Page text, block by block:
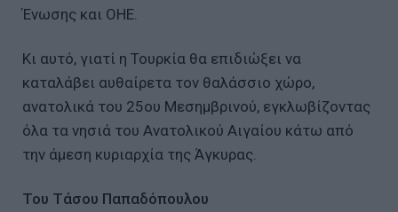
Ένωσης και ΟΗΕ.
Κι αυτό, γιατί η Τουρκία θα επιδιώξει να
καταλάβει αυθαίρετα τον θαλάσσιο χώρο,
ανατολικά του 25ου Μεσημβρινού, εγκλωβίζοντας
όλα τα νησιά του Ανατολικού Αιγαίου κάτω από
την άμεση κυριαρχία της Άγκυρας.
Του Τάσου Παπαδόπουλου